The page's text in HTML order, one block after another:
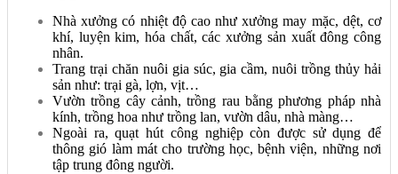
Nhà xưởng có nhiệt độ cao như xưởng may mặc, dệt, cơ
khí, luyện kim, hóa chất, các xưởng sản xuất đông công
nhân.
Trang trại chăn nuôi gia súc, gia cầm, nuôi trồng thủy hải
sản như: trại gà, lợn, vịt…
Vườn trồng cây cảnh, trồng rau bằng phương pháp nhà
kính, trồng hoa như trồng lan, vườn dâu, nhà màng…
Ngoài ra, quạt hút công nghiệp còn được sử dụng để
thông gió làm mát cho trường học, bệnh viện, những nơi
tập trung đông người.